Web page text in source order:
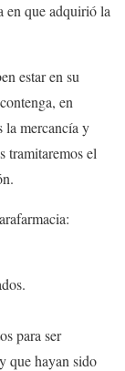
en que adquirió la
estar en su
en
la mercancía y
tramitaremos el
para ser
que hayan sido